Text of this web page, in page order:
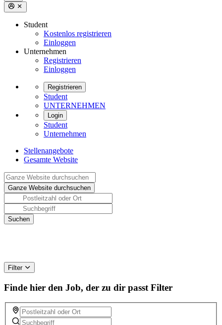
Student
Kostenlos registrieren
Einloggen
Unternehmen
Registrieren
Einloggen
Registrieren
Student
UNTERNEHMEN
Login
Student
Unternehmen
Stellenangebote
Gesamte Website
Filter
Finde hier den Job, der zu dir passt Filter